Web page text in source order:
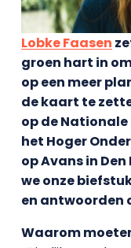
Lobke Faasen
groen hart in
op een meer
de kaart te
op de
het Hoger
op Avans in
we onze
en antwoorden
Waarom